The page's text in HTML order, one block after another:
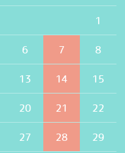
1
6 7 8
13 14 15
20 21 22
27 28 29